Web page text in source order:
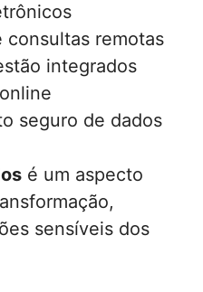
consultas remotas
integrados
seguro de dados
é um aspecto
sensíveis dos